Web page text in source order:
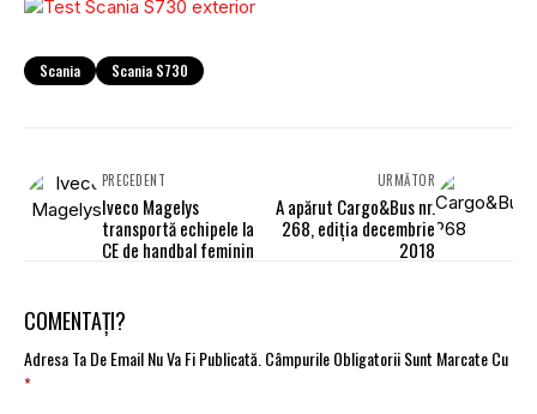
Scania Scania S730
PRECEDENT
Iveco Magelys
transportă echipele la
CE de handbal feminin
URMĂTOR
A apărut Cargo&Bus nr.
268, ediția decembrie
2018
COMENTAȚI?
Adresa Ta De Email Nu Va Fi Publicată. Câmpurile Obligatorii Sunt Marcate Cu
*